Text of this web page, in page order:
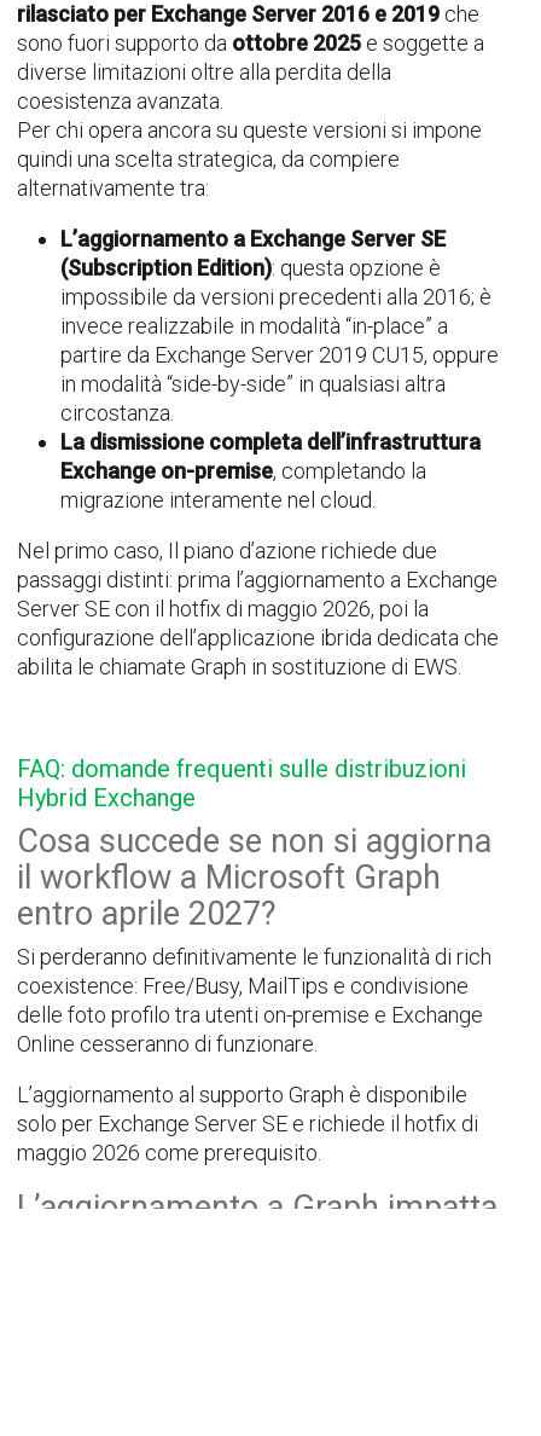
rilasciato per Exchange Server 2016 e 2019che
sono fuori supporto da ottobre 2025e soggette a
diverse limitazioni oltre alla perdita della
coesistenza avanzata.
Per chi opera ancora su queste versioni si impone
quindi una scelta strategica, da compiere
alternativamente tra:
L’aggiornamento a Exchange Server SE
(Subscription Edition): questa opzione è
impossibile da versioni precedenti alla 2016; è
invece realizzabile in modalità “in-place” a
partire da Exchange Server 2019 CU15, oppure
in modalità “side-by-side” in qualsiasi altra
circostanza.
La dismissione completa dell’infrastruttura
Exchange on-premise, completando la
migrazione interamente nel cloud.
Nel primo caso, Il piano d’azione richiede due
passaggi distinti: prima l’aggiornamento a Exchange
Server SE con il hotfix di maggio 2026, poi la
configurazione dell’applicazione ibrida dedicata che
abilita le chiamate Graph in sostituzione di EWS.
FAQ: domande frequenti sulle distribuzioni
Hybrid Exchange
Cosa succede se non si aggiorna
il workflow a Microsoft Graph
entro aprile 2027?
Si perderanno definitivamente le funzionalità di rich
coexistence: Free/Busy, MailTips e condivisione
delle foto profilo tra utenti on-premise e Exchange
Online cesseranno di funzionare.
L’aggiornamento al supporto Graph è disponibile
solo per Exchange Server SE e richiede il hotfix di
maggio 2026 come prerequisito.
L’aggiornamento a Graph impatta